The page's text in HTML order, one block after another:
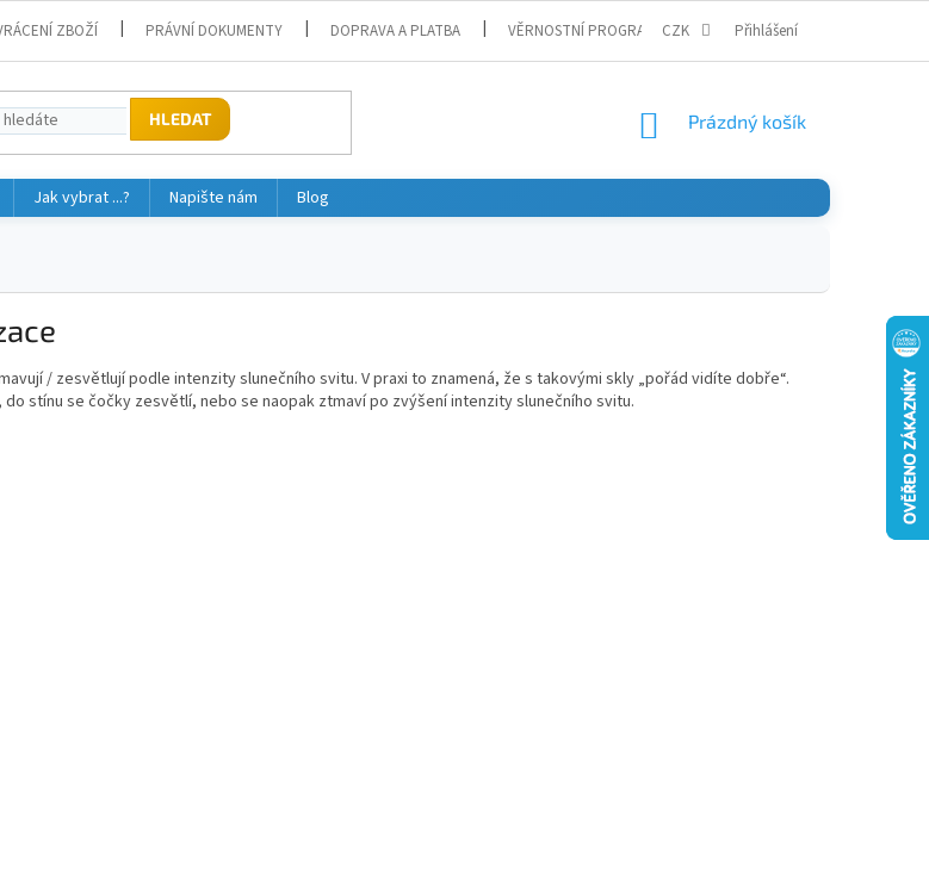
ZBOŽÍ PRÁVNÍ DOKUMENTY DOPRAVA A PLATBA VĚRNOSTNÍ PROGRAM CZK Přihlášení
HLEDAT
NÁKUPNÍ
Prázdný košík
Jak vybrat ...? Napište nám Blog
/ zesvětlují podle intenzity slunečního svitu. V praxi to znamená, že s takovými skly „pořád vidíte dobře“.
stínu se čočky zesvětlí, nebo se naopak ztmaví po zvýšení intenzity slunečního svitu.